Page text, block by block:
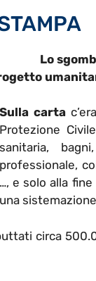
Lo
Sulla carta
Protezione
sanitaria,
professionale,
…, e solo alla
una
circa